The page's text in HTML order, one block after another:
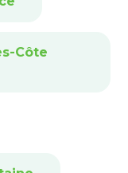
Côte